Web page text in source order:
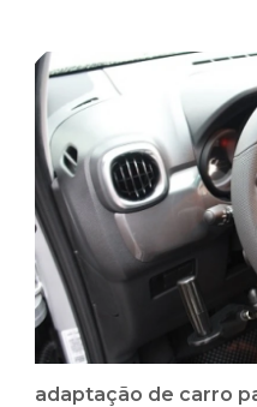
adaptação de carro